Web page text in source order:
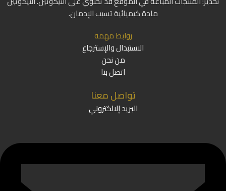
مادة كيميائية تسبب الإدمان.
روابط مهمه
الاستبدال والإسترجاع
من نحن
اتصل بنا
تواصل معنا
البريد إلالكتروني